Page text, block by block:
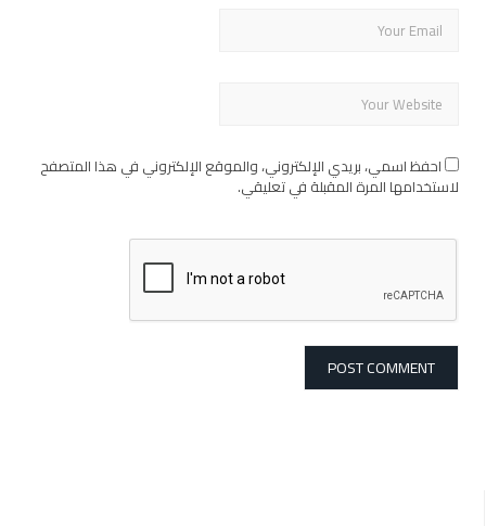
احفظ اسمي، بريدي الإلكتروني، والموقع الإلكتروني في هذا المتصفح
لاستخدامها المرة المقبلة في تعليقي.